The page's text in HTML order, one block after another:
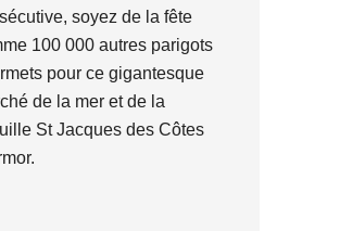
soyez de la fête
100 000 autres parigots
pour ce gigantesque
de la mer et de la
St Jacques des Côtes